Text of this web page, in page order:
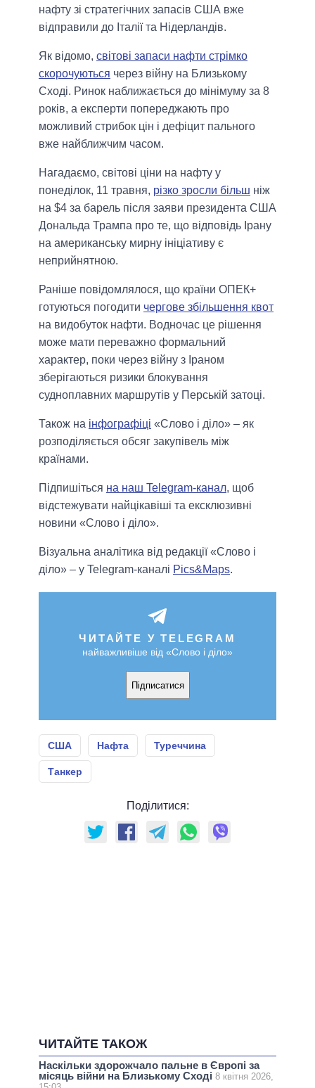
нафту зі стратегічних запасів США вже
відправили до Італії та Нідерландів.
Як відомо, світові запаси нафти стрімко
скорочуються через війну на Близькому
Сході. Ринок наближається до мінімуму за 8
років, а експерти попереджають про
можливий стрибок цін і дефіцит пального
вже найближчим часом.
Нагадаємо, світові ціни на нафту у
понеділок, 11 травня, різко зросли більш ніж
на $4 за барель після заяви президента США
Дональда Трампа про те, що відповідь Ірану
на американську мирну ініціативу є
неприйнятною.
Раніше повідомлялося, що країни ОПЕК+
готуються погодити чергове збільшення квот
на видобуток нафти. Водночас це рішення
може мати переважно формальний
характер, поки через війну з Іраном
зберігаються ризики блокування
судноплавних маршрутів у Перській затоці.
Також на інфографіці «Слово і діло» – як
розподіляється обсяг закупівель між
країнами.
Підпишіться на наш Telegram-канал, щоб
відстежувати найцікавіші та ексклюзивні
новини «Слово і діло».
Візуальна аналітика від редакції «Слово і
діло» – у Telegram-каналі Pics&Maps.
ЧИТАЙТЕ У TELEGRAM
найважливіше від «Слово і діло»
Підписатися
США Нафта Туреччина
Танкер
Поділитися:
ЧИТАЙТЕ ТАКОЖ
Наскільки здорожчало пальне в Європі за
місяць війни на Близькому Сході 8 квітня 2026,